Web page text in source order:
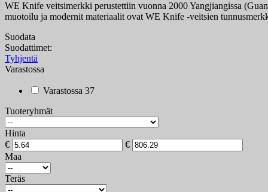
WE Knife veitsimerkki perustettiin vuonna 2000 Yangjiangissa
muotoilu ja modernit materiaalit ovat WE Knife -veitsien
Suodata
Suodattimet:
Tyhjentä
Varastossa
Varastossa 37
Tuoteryhmät
Hinta
€
€
Maa
Teräs